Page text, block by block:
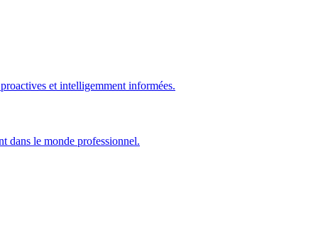
et intelligemment informées.
dans le monde professionnel.